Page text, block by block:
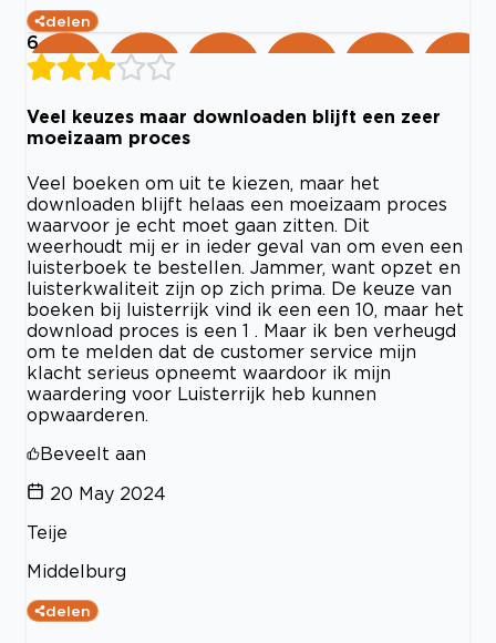
delen
6
Veel keuzes maar downloaden blijft een zeer
moeizaam proces
Veel boeken om uit te kiezen, maar het
downloaden blijft helaas een moeizaam proces
waarvoor je echt moet gaan zitten. Dit
weerhoudt mij er in ieder geval van om even een
luisterboek te bestellen. Jammer, want opzet en
luisterkwaliteit zijn op zich prima. De keuze van
boeken bij luisterrijk vind ik een een 10, maar het
download proces is een 1 . Maar ik ben verheugd
om te melden dat de customer service mijn
klacht serieus opneemt waardoor ik mijn
waardering voor Luisterrijk heb kunnen
opwaarderen.
Beveelt aan
20 May 2024
Teije
Middelburg
delen